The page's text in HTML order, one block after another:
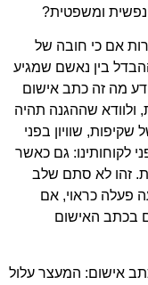
ומשפטית?
אם כי חובה של
בין נאשם שמגיע
מה זה כתב אישום
ולוודא שההגנה תהיה
שוויון בפני
לקוחותינו: גם כאשר
זהו לא סתם שלב
פעלה כראוי, אם
בכתב האישום
אישום: המעצר עלול